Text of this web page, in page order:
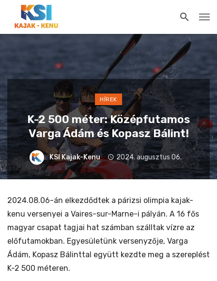
HÍREK
K-2 500 méter: Középfutamos
Varga Ádám és Kopasz Bálint!
KSI Kajak-Kenu 2024. augusztus 06.
2024.08.06-án elkezdődtek a párizsi olimpia kajak-
kenu versenyei a Vaires-sur-Marne-i pályán. A 16 fős
magyar csapat tagjai hat számban szálltak vízre az
előfutamokban. Egyesületünk versenyzője, Varga
Ádám, Kopasz Bálinttal együtt kezdte meg a szereplést
K-2 500 méteren.